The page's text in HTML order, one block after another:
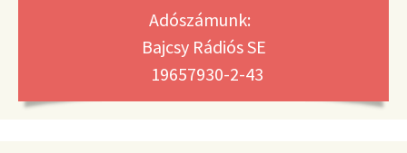
Adószámunk:
Bajcsy Rádiós SE
19657930-2-43